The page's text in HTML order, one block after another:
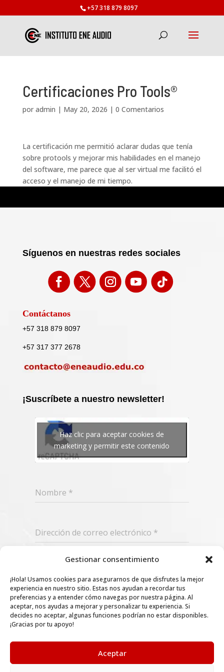
Gestionar consentimiento
¡Hola! Usamos cookies para asegurarnos de que disfrutes la mejor
experiencia en nuestro sitio. Estas nos ayudan a recordar tus
preferencias y a entender cómo navegas por nuestra página. Al
aceptar, nos ayudas a mejorar y personalizar tu experiencia. Si
decides no aceptar, algunas funciones podrían no estar disponibles.
¡Gracias por tu apoyo!
Aceptar
+57 318 879 8097
Certificaciones Pro Tools®
por admin | May 20, 2026 | 0 Comentarios
La certificación me permitió aclarar dudas que tenía
sobre protools y mejorar mis habilidades en el manejo
del software, me parece que al ser virtual me facilitó el
acceso y el manejo de mi tiempo.
Síguenos en nuestras redes sociales
Contáctanos
+57 318 879 8097
+57 317 377 2678
¡Suscríbete a nuestro newsletter!
Haz clic para aceptar cookies de
marketing y permitir este contenido
Nombre *
Dirección de correo electrónico *
Suscribir